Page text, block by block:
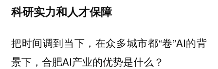
科研实力和人才保障
把时间调到当下，在众多城市都“卷”AI的背
景下，合肥AI产业的优势是什么？